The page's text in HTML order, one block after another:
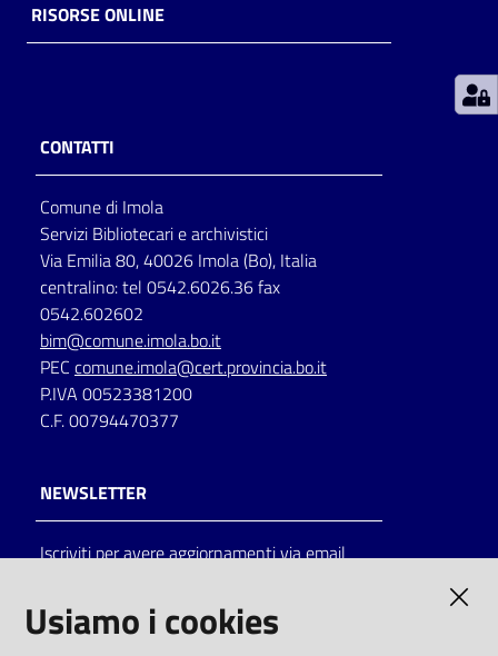
Decentrate
Seguici
su
on line
RISORSE ONLINE
CONTATTI
Comune di Imola
Servizi Bibliotecari e archivistici
Via Emilia 80, 40026 Imola (Bo), Italia
centralino: tel 0542.6026.36 fax
0542.602602
bim@comune.imola.bo.it
PEC comune.imola@cert.provincia.bo.it
P.IVA 00523381200
C.F. 00794470377
NEWSLETTER
Iscriviti per avere aggiornamenti via email
Usiamo i cookies